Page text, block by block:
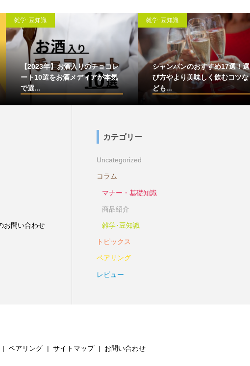
雑学･豆知識
【2023年】お酒入りのチョコレ
ート10選をお酒メディアが本気
で選...
雑学･豆知識
シャンパンのおすすめ17選！選
び方やより美味しく飲むコツな
ども...
お問い合わせ
カテゴリー
Uncategorized
コラム
マナー・基礎知識
商品紹介
雑学･豆知識
トピックス
ペアリング
レビュー
ペアリング サイトマップ お問い合わせ